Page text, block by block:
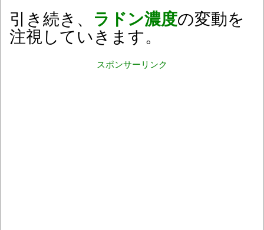
引き続き、 ラドン濃度の変動を
注視していきます。
スポンサーリンク